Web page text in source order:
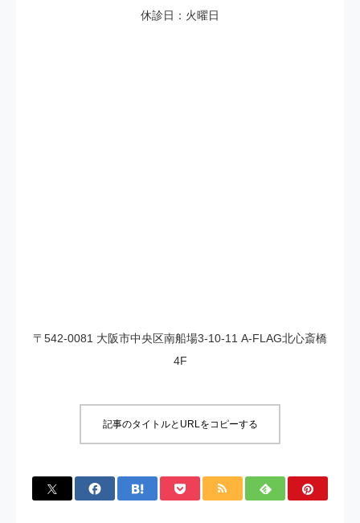
休診日：火曜日
〒542-0081 大阪市中央区南船場3-10-11 A-FLAG北心斎橋
4F
記事のタイトルとURLをコピーする